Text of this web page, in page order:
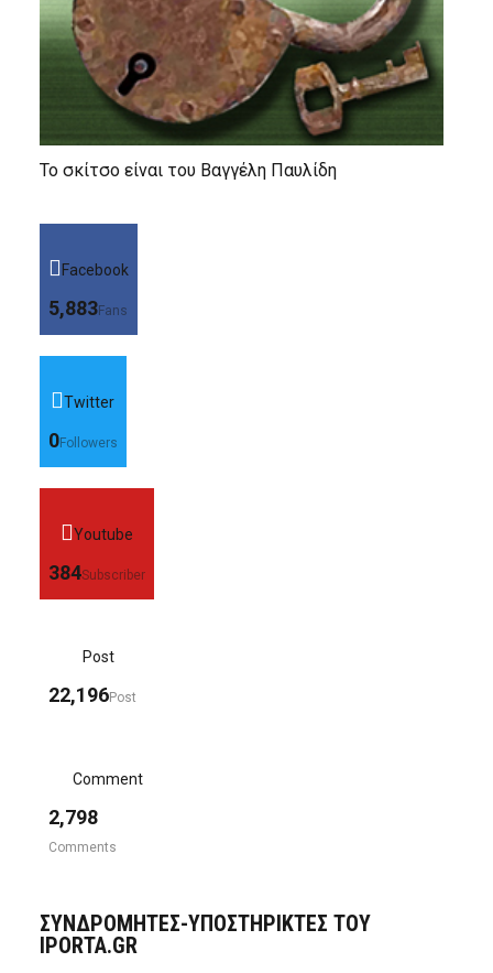
Το σκίτσο είναι του Βαγγέλη Παυλίδη
Facebook
5,883Fans
Twitter
0Followers
Youtube
384Subscriber
Post
22,196Post
Comment
2,798
Comments
ΣΥΝΔΡΟΜΗΤΈΣ-ΥΠΟΣΤΗΡΙΚΤΈΣ ΤΟΥ
IPORTA.GR